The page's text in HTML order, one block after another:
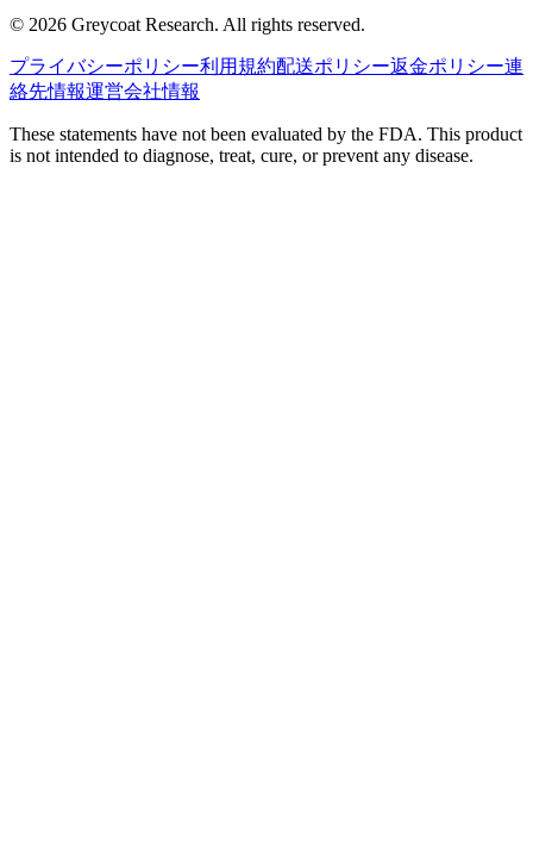
© 2026 Greycoat Research. All rights reserved.
プライバシーポリシー利用規約配送ポリシー返金ポリシー連
絡先情報運営会社情報
These statements have not been evaluated by the FDA. This product
is not intended to diagnose, treat, cure, or prevent any disease.